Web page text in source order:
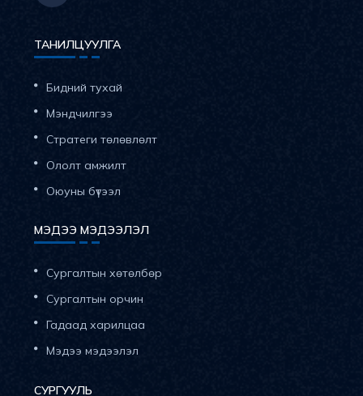
ТАНИЛЦУУЛГА
Бидний тухай
Мэндчилгээ
Стратеги төлөвлөлт
Ололт амжилт
Оюуны бүтээл
МЭДЭЭ МЭДЭЭЛЭЛ
Сургалтын хөтөлбөр
Сургалтын орчин
Гадаад харилцаа
Мэдээ мэдээлэл
СУРГУУЛЬ